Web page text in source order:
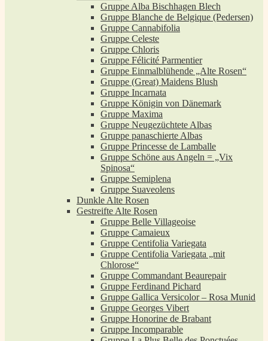
Gruppe Alba Bischhagen Blech
Gruppe Blanche de Belgique (Pedersen)
Gruppe Cannabifolia
Gruppe Celeste
Gruppe Chloris
Gruppe Félicité Parmentier
Gruppe Einmalblühende „Alte Rosen“
Gruppe (Great) Maidens Blush
Gruppe Incarnata
Gruppe Königin von Dänemark
Gruppe Maxima
Gruppe Neugezüchtete Albas
Gruppe panaschierte Albas
Gruppe Princesse de Lamballe
Gruppe Schöne aus Angeln = „Vix
Spinosa“
Gruppe Semiplena
Gruppe Suaveolens
Dunkle Alte Rosen
Gestreifte Alte Rosen
Gruppe Belle Villageoise
Gruppe Camaieux
Gruppe Centifolia Variegata
Gruppe Centifolia Variegata „mit
Chlorose“
Gruppe Commandant Beaurepair
Gruppe Ferdinand Pichard
Gruppe Gallica Versicolor – Rosa Munid
Gruppe Georges Vibert
Gruppe Honorine de Brabant
Gruppe Incomparable